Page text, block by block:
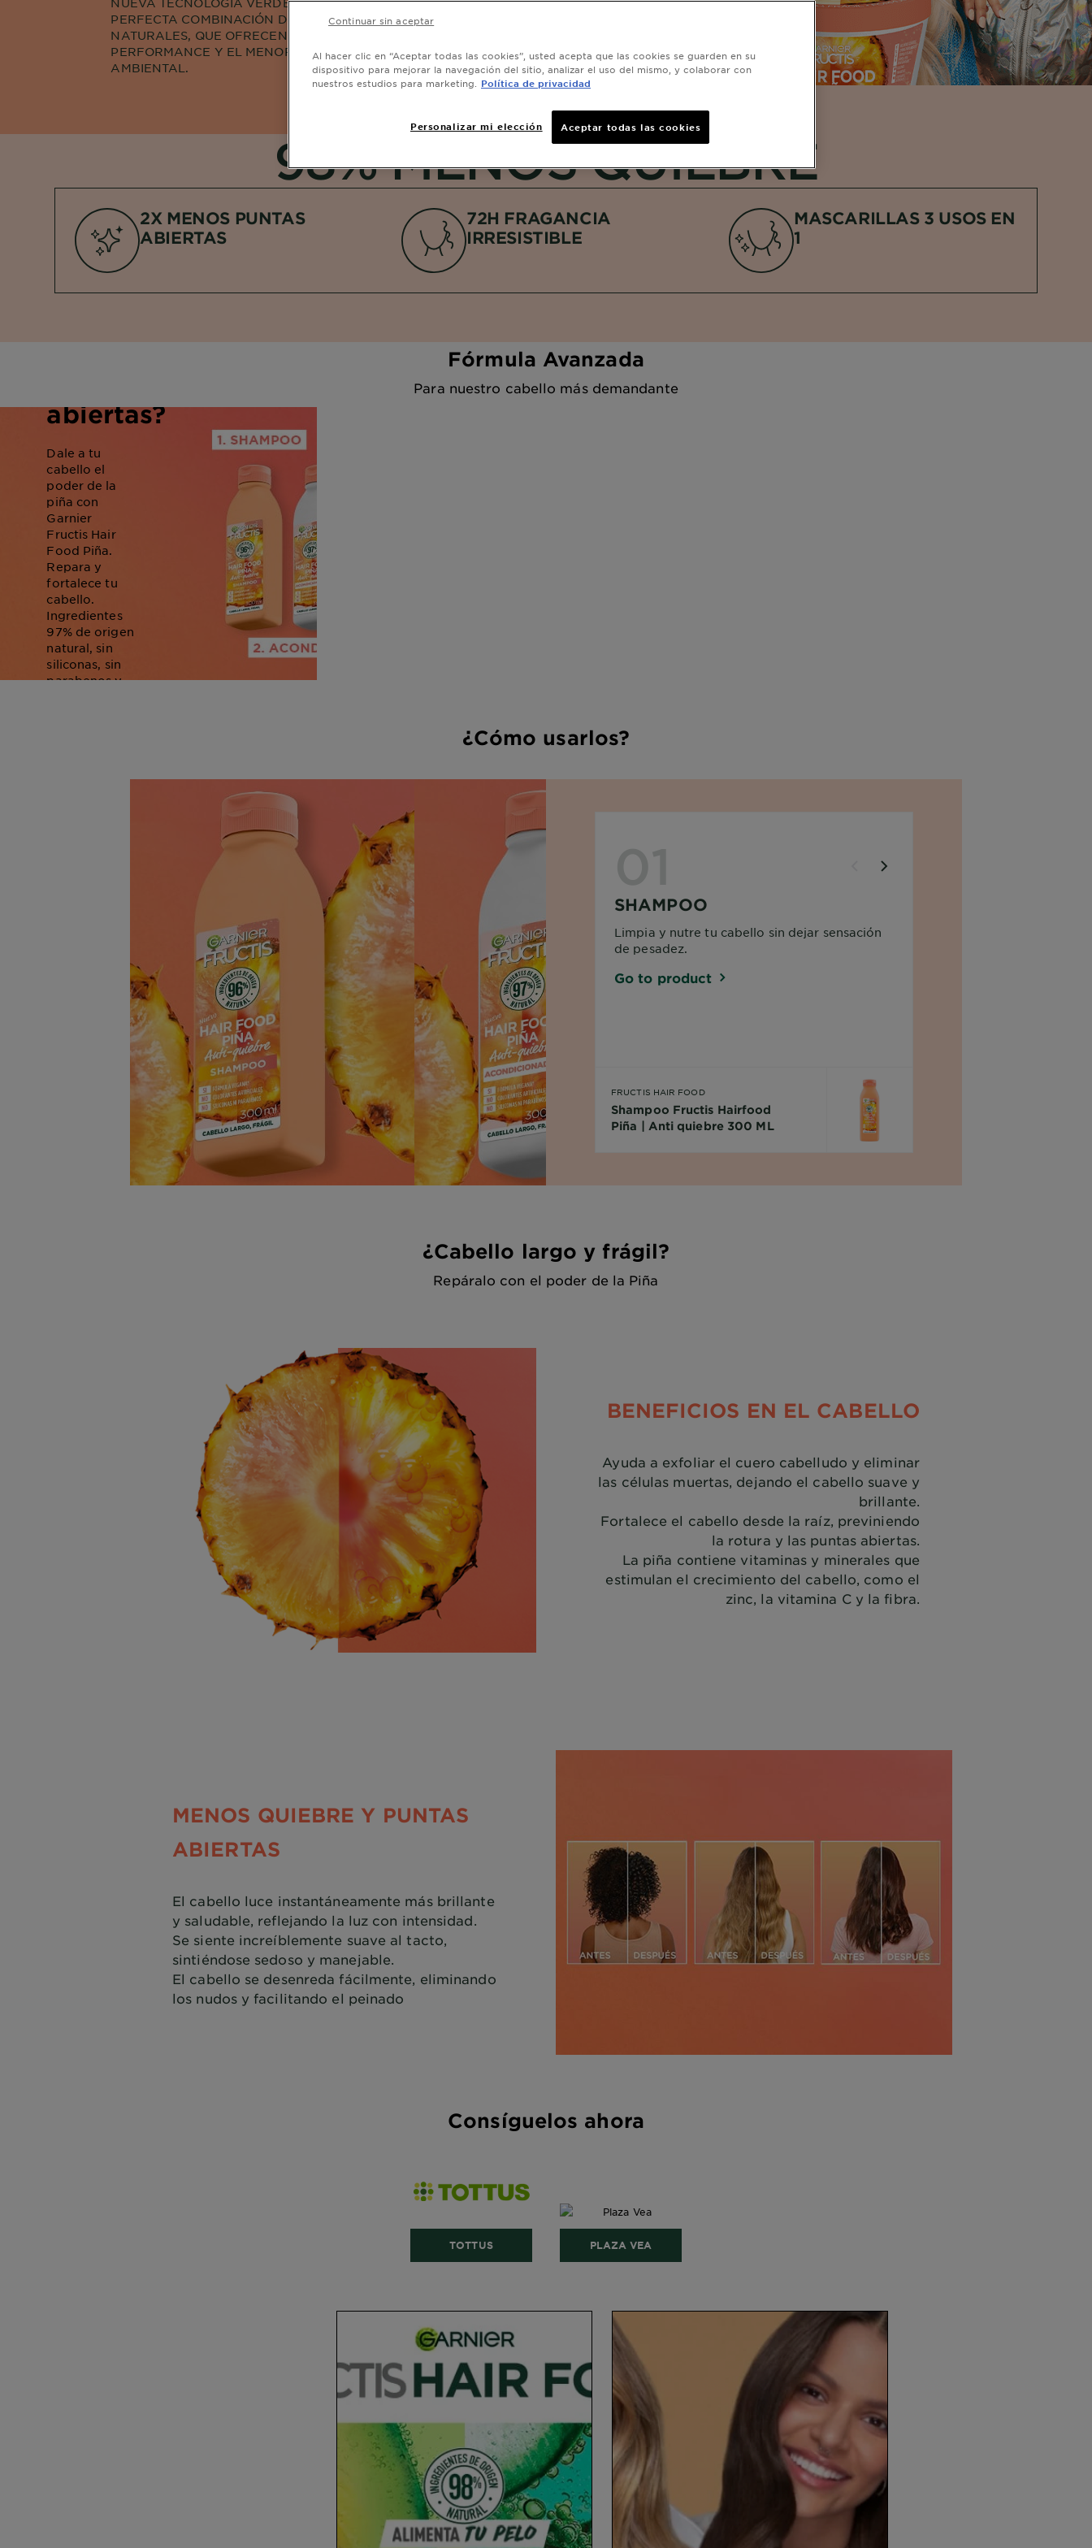
PERFECTA COMBINACIÓN DE INGREDIENTES
NATURALES, QUE OFRECEN UN EXCELENTE
PERFORMANCE Y EL MENOR IMPACTO
AMBIENTAL.​
98% MENOS QUIEBRE
2X MENOS PUNTAS
ABIERTAS
72H FRAGANCIA
IRRESISTIBLE
MASCARILLAS 3 USOS EN
1
Fórmula Avanzada
Para nuestro cabello más demandante
¿Cabello
abiertas?
Dale a tu
cabello el
poder de la
piña con
Garnier
Fructis Hair
Food Piña.
Repara y
fortalece tu
cabello.
Ingredientes
97% de origen
natural, sin
siliconas, sin
parabenos y
¿Cómo usarlos?
SHAMPOO
Limpia y nutre tu cabello sin dejar sensación
de pesadez.
Go to product
FRUCTIS HAIR FOOD
Shampoo Fructis Hairfood
Piña | Anti quiebre 300 ML
¿Cabello largo y frágil?
Repáralo con el poder de la Piña
BENEFICIOS EN EL CABELLO
Ayuda a exfoliar el cuero cabelludo y eliminar
las células muertas, dejando el cabello suave y
brillante.
Fortalece el cabello desde la raíz, previniendo
la rotura y las puntas abiertas.
La piña contiene vitaminas y minerales que
estimulan el crecimiento del cabello, como el
zinc, la vitamina C y la fibra.
MENOS QUIEBRE Y PUNTAS
ABIERTAS
El cabello luce instantáneamente más brillante
y saludable, reflejando la luz con intensidad.
Se siente increíblemente suave al tacto,
sintiéndose sedoso y manejable.
El cabello se desenreda fácilmente, eliminando
los nudos y facilitando el peinado
Consíguelos ahora
TOTTUS PLAZA VEA
Al hacer clic en “Aceptar todas las cookies”, usted acepta que las cookies se guarden en su
dispositivo para mejorar la navegación del sitio, analizar el uso del mismo, y colaborar con
nuestros estudios para marketing.
Política de privacidad
Aceptar todas las cookies
Personalizar mi elección
Continuar sin aceptar